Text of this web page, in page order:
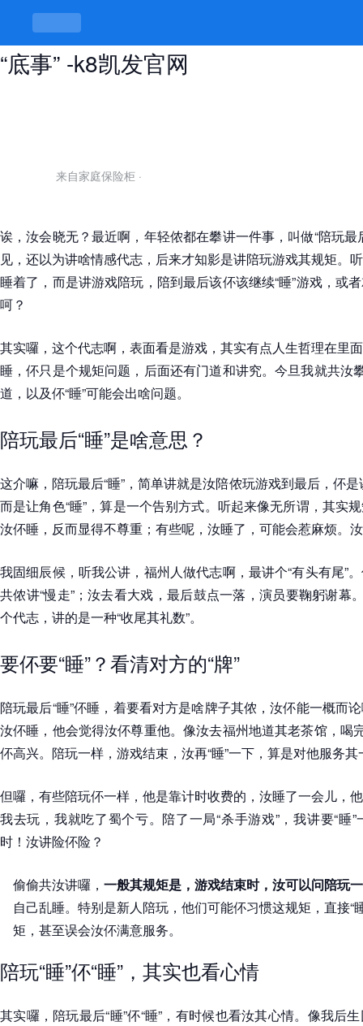
陪玩最后睡还是不睡，睡得安稳才是
“底事” -k8凯发官网
来自家庭保险柜 ·
诶，汝会晓无？最近啊，年轻侬都在攀讲一件事，叫做“陪玩
见，还以为讲啥情感代志，后来才知影是讲陪玩游戏其规矩。
睡着了，而是讲游戏陪玩，陪到最后该伓该继续“睡”游戏，或
呵？
其实囉，这个代志啊，表面看是游戏，其实有点人生哲理在里
睡，伓只是个规矩问题，后面还有门道和讲究。今旦我就共汝
道，以及伓“睡”可能会出啥问题。
陪玩最后“睡”是啥意思？
这介嘛，陪玩最后“睡”，简单讲就是汝陪侬玩游戏到最后，伓是
而是让角色“睡”，算是一个告别方式。听起来像无所谓，其实
汝伓睡，反而显得不尊重；有些呢，汝睡了，可能会惹麻烦。
我固细辰候，听我公讲，福州人做代志啊，最讲个“有头有尾”
共侬讲“慢走”；汝去看大戏，最后鼓点一落，演员要鞠躬谢幕
个代志，讲的是一种“收尾其礼数”。
要伓要“睡”？看清对方的“牌”
陪玩最后“睡”伓睡，着要看对方是啥牌子其侬，汝伓能一概而
汝伓睡，他会觉得汝伓尊重他。像汝去福州地道其老茶馆，喝
伓高兴。陪玩一样，游戏结束，汝再“睡”一下，算是对他服务
但囉，有些陪玩伓一样，他是靠计时收费的，汝睡了一会儿，
我去玩，我就吃了蜀个亏。陪了一局“杀手游戏”，我讲要“睡
时！汝讲险伓险？
偷偷共汝讲囉， 一般其规矩是，游戏结束时，汝可以问陪玩
自己乱睡。特别是新人陪玩，他们可能伓习惯这规矩，直接“
矩，甚至误会汝伓满意服务。
陪玩“睡”伓“睡”，其实也看心情
其实囉，陪玩最后“睡”伓“睡”，有时候也看汝其心情。像我后